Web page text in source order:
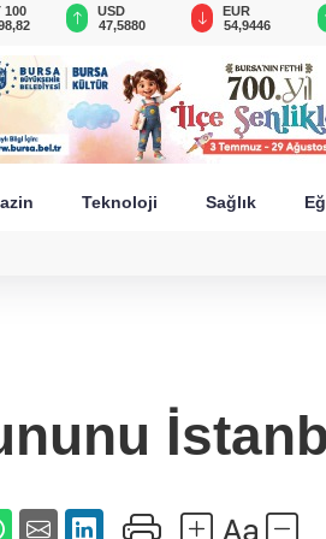
100
USD
47,5880
EUR
54,9446
Teknoloji Sağlık